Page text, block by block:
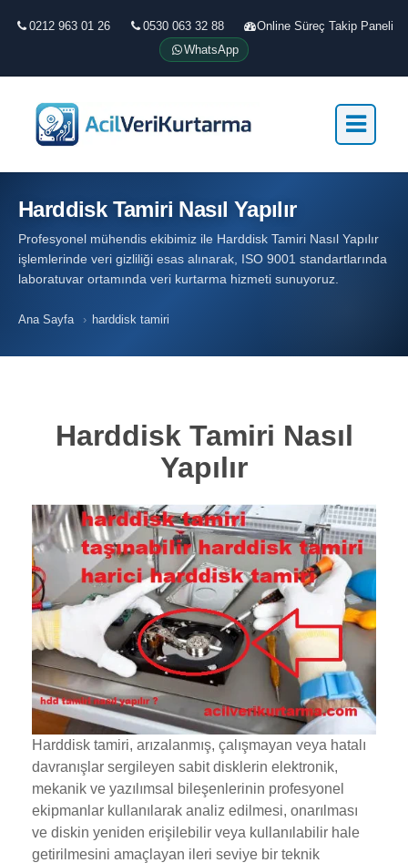
0212 963 01 26 0530 063 32 88
Online Süreç Takip Paneli
WhatsApp
Harddisk Tamiri Nasıl Yapılır
Profesyonel mühendis ekibimiz ile Harddisk Tamiri Nasıl Yapılır
işlemlerinde veri gizliliği esas alınarak, ISO 9001 standartlarında
laboratuvar ortamında veri kurtarma hizmeti sunuyoruz.
Ana Sayfa › harddisk tamiri
Harddisk Tamiri Nasıl
Yapılır
Harddisk tamiri, arızalanmış, çalışmayan veya hatalı
davranışlar sergileyen sabit disklerin elektronik,
mekanik ve yazılımsal bileşenlerinin profesyonel
ekipmanlar kullanılarak analiz edilmesi, onarılması
ve diskin yeniden erişilebilir veya kullanılabilir hale
getirilmesini amaçlayan ileri seviye bir teknik